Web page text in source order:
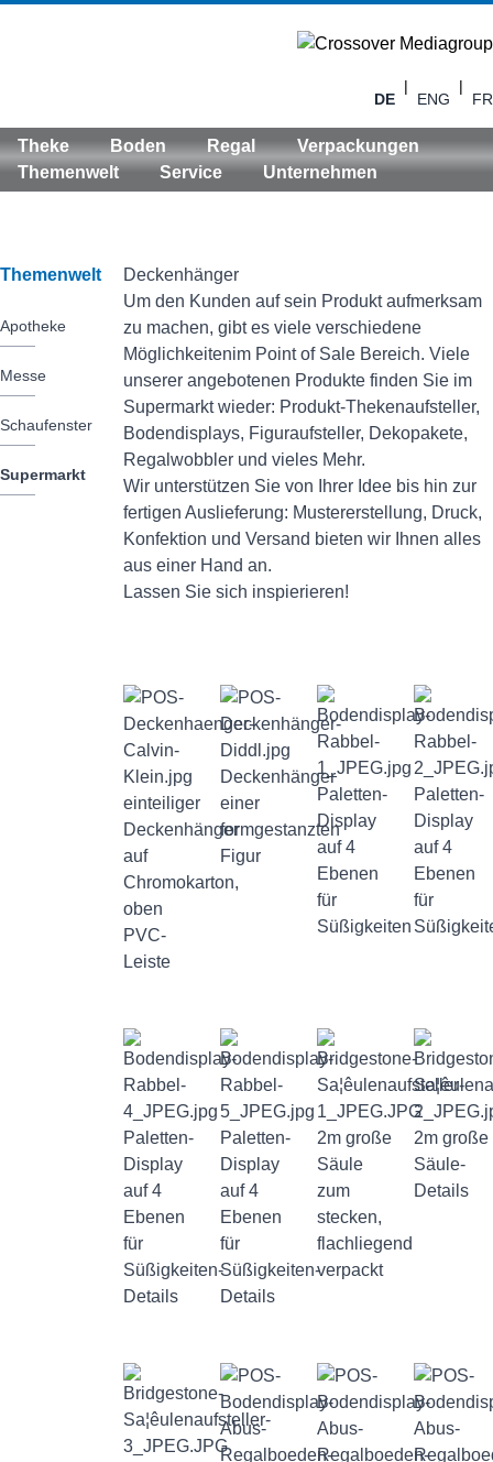
DE
|
ENG
|
FR
Theke Boden Regal
Verpackungen
Themenwelt
Service Unternehmen
Themenwelt
Apotheke
Messe
Schaufenster
Supermarkt
Deckenhänger
Um den Kunden auf sein Produkt aufmerksam
zu machen, gibt es viele verschiedene
Möglichkeitenim Point of Sale Bereich. Viele
unserer angebotenen Produkte finden Sie im
Supermarkt wieder: Produkt-Thekenaufsteller,
Bodendisplays, Figuraufsteller, Dekopakete,
Regalwobbler und vieles Mehr.
Wir unterstützen Sie von Ihrer Idee bis hin zur
fertigen Auslieferung: Mustererstellung, Druck,
Konfektion und Versand bieten wir Ihnen alles
aus einer Hand an.
Lassen Sie sich inspierieren!
einteiliger
Deckenhänger
auf
Chromokarton,
oben
PVC-
Leiste
Deckenhänger
einer
formgestanzten
Figur
Paletten-
Display
auf 4
Ebenen
für
Süßigkeiten
Paletten-
Display
auf 4
Ebenen
für
Paletten-
Display
auf 4
Ebenen
für
Süßigkeiten-
Details
Paletten-
Display
auf 4
Ebenen
für
Süßigkeiten-
Details
2m große
Säule
zum
stecken,
flachliegend
verpackt
2m große
Säule-
Details